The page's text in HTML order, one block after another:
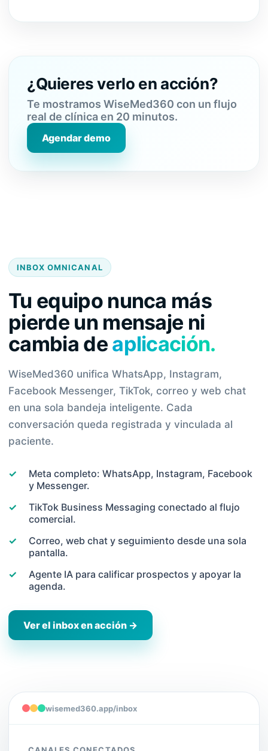
¿Quieres verlo en acción?
Te mostramos WiseMed360 con un flujo
real de clínica en 20 minutos.
Agendar demo
INBOX OMNICANAL
Tu equipo nunca más
pierde un mensaje ni
cambia deaplicación.
WiseMed360 unifica WhatsApp, Instagram,
Facebook Messenger, TikTok, correo y web chat
en una sola bandeja inteligente. Cada
conversación queda registrada y vinculada al
paciente.
✓
Meta completo: WhatsApp, Instagram, Facebook
y Messenger.
✓
TikTok Business Messaging conectado al flujo
comercial.
✓
Correo, web chat y seguimiento desde una sola
pantalla.
✓
Agente IA para calificar prospectos y apoyar la
agenda.
Ver el inbox en acción →
wisemed360.app/inbox